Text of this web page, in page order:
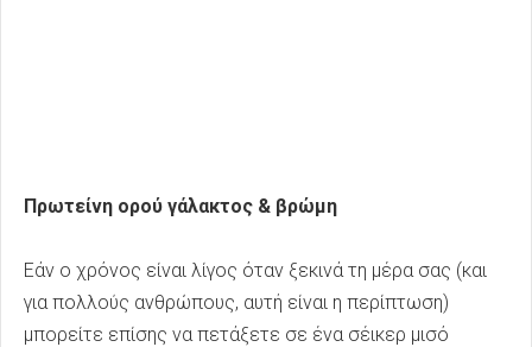
Πρωτείνη ορού γάλακτος & βρώμη
Εάν ο χρόνος είναι λίγος όταν ξεκινά τη μέρα σας (και
για πολλούς ανθρώπους, αυτή είναι η περίπτωση)
μπορείτε επίσης να πετάξετε σε ένα σέικερ μισό